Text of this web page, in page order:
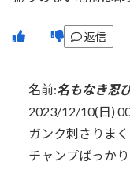
返信
名前:名もなき忍
2023/12/10(日)
ガンク刺さりま
チャンプばっか